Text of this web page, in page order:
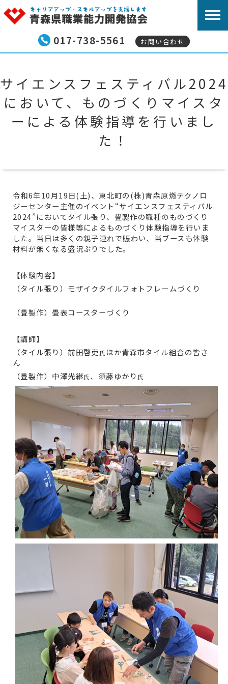
017-738-5561 お問い合わせ
青森県職業能力開発協
コンピュータサービス
若年者ものづくり競技
職業訓練指導員免許取
１級技能士等フォロー
若年技能者人材育成支
ものづくりフェア
サイエンスフェスティバル2024
において、ものづくりマイスタ
ーによる体験指導を行いまし
た！
令和6年10月19日(土)、東北町の(株)青森原燃テクノロ
ジーセンター主催のイベント“サイエンスフェスティバル
2024”においてタイル張り、畳製作の職種のものづくり
マイスターの皆様等によるものづくり体験指導を行いま
した。当日は多くの親子連れで賑わい、当ブースも体験
材料が無くなる盛況ぶりでした。
【体験内容】
（タイル張り）モザイクタイルフォトフレームづくり
（畳製作）畳表コースターづくり
【講師】
（タイル張り）前田啓吏氏 ほか青森市タイル組合の皆さ
ん
（畳製作）中澤光継氏、須藤ゆかり 氏